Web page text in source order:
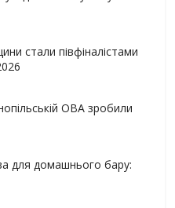
стали півфіналістами
ОВА зробили
для домашнього бару: